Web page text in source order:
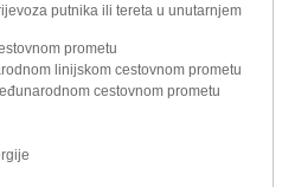
putnika ili tereta u unutarnjem
prometu
linijskom cestovnom prometu
cestovnom prometu